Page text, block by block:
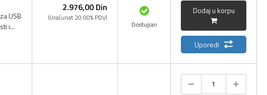
USB
i...
2.976,00 Din
(Uračunat 20.00% PDV)
Dostupan
Dodaj u korpu
Uporedi